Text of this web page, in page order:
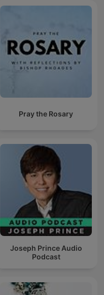
Pray the Rosary
Joseph Prince Audio
Podcast